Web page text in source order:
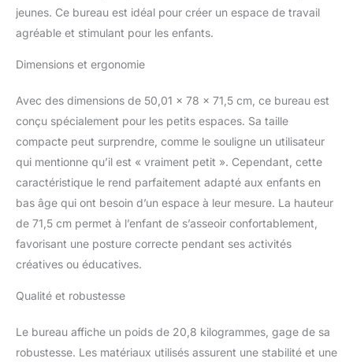
jeunes. Ce bureau est idéal pour créer un espace de travail
agréable et stimulant pour les enfants.
Dimensions et ergonomie
Avec des dimensions de 50,01 x 78 x 71,5 cm, ce bureau est
conçu spécialement pour les petits espaces. Sa taille
compacte peut surprendre, comme le souligne un utilisateur
qui mentionne qu’il est « vraiment petit ». Cependant, cette
caractéristique le rend parfaitement adapté aux enfants en
bas âge qui ont besoin d’un espace à leur mesure. La hauteur
de 71,5 cm permet à l’enfant de s’asseoir confortablement,
favorisant une posture correcte pendant ses activités
créatives ou éducatives.
Qualité et robustesse
Le bureau affiche un poids de 20,8 kilogrammes, gage de sa
robustesse. Les matériaux utilisés assurent une stabilité et une